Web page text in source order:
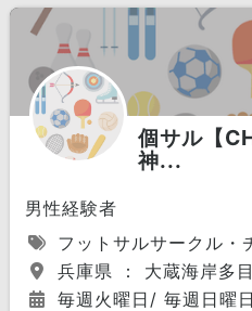
個サル【
神...
男性経験者
フットサルサークル・
兵庫県 ： 大蔵海岸多
毎週火曜日/ 毎週日曜日